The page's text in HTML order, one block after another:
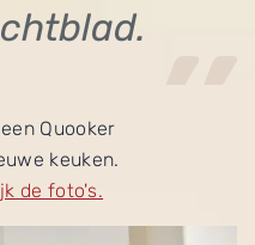
Quooker
keuken.
de foto's.